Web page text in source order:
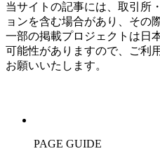
当サイトの記事には、取引所
ョンを含む場合があり、その
一部の掲載プロジェクトは日
可能性がありますので、ご利
お願いいたします。
PAGE GUIDE